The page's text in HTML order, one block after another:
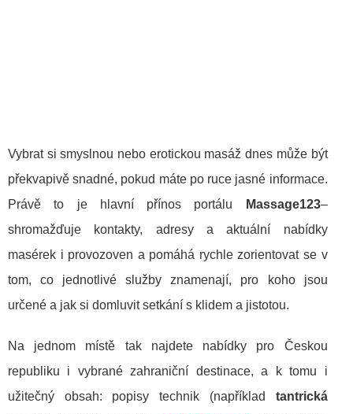
Vybrat si smyslnou nebo erotickou masáž dnes může být
překvapivě snadné, pokud máte po ruce jasné informace.
Právě to je hlavní přínos portálu
Massage123–
shromažďuje kontakty, adresy a aktuální nabídky
masérek i provozoven a pomáhá rychle zorientovat se v
tom, co jednotlivé služby znamenají, pro koho jsou
určené a jak si domluvit setkání s klidem a jistotou.
Na jednom místě tak najdete nabídky pro Českou
republiku i vybrané zahraniční destinace, a k tomu i
užitečný obsah: popisy technik (například tantrická